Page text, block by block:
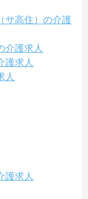
サ高住）の介護
介護求人
護求人
人
護求人